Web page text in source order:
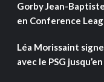
Gorby Jean-
en Conference
Léa Morissaint
avec le PSG